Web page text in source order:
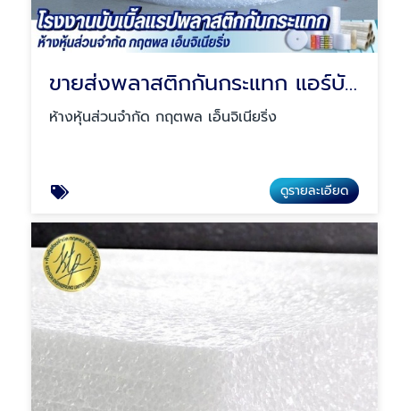
ขายส่งพลาสติกกันกระแทก แอร์บับเบิ้ล (Air Bubble)
ห้างหุ้นส่วนจำกัด กฤตพล เอ็นจิเนียริ่ง
ดูรายละเอียด